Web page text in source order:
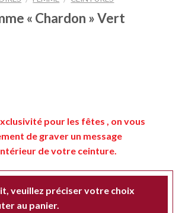
« Chardon » Vert
pour les fêtes , on vous
de graver un message
de votre ceinture.
veuillez préciser votre choix
au panier.